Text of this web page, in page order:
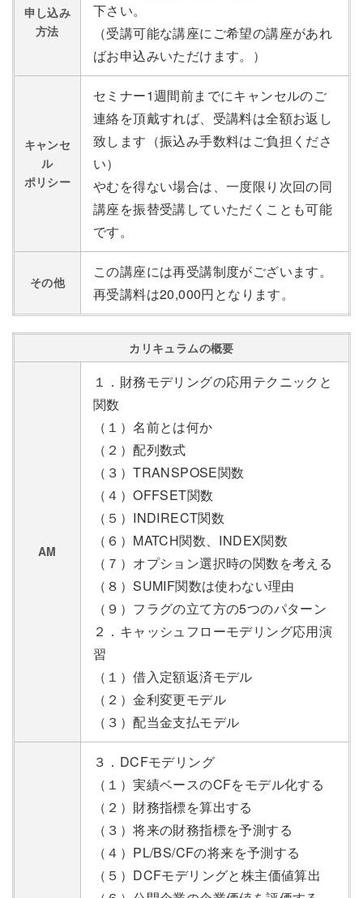
申し込み
方法
下さい。
（受講可能な講座にご希望の講座があれ
ばお申込みいただけます。）
キャンセ
ル
ポリシー
セミナー1週間前までにキャンセルのご
連絡を頂戴すれば、受講料は全額お返し
致します（振込み手数料はご負担くださ
い）
やむを得ない場合は、一度限り次回の同
講座を振替受講していただくことも可能
です。
その他
この講座には再受講制度がございます。
再受講料は20,000円となります。
カリキュラムの概要
AM
１．財務モデリングの応用テクニックと
関数
（１）名前とは何か
（２）配列数式
（３）TRANSPOSE関数
（４）OFFSET関数
（５）INDIRECT関数
（６）MATCH関数、INDEX関数
（７）オプション選択時の関数を考える
（８）SUMIF関数は使わない理由
（９）フラグの立て方の5つのパターン
２．キャッシュフローモデリング応用演
習
（１）借入定額返済モデル
（２）金利変更モデル
（３）配当金支払モデル
３．DCFモデリング
（１）実績ベースのCFをモデル化する
（２）財務指標を算出する
（３）将来の財務指標を予測する
（４）PL/BS/CFの将来を予測する
（５）DCFモデリングと株主価値算出